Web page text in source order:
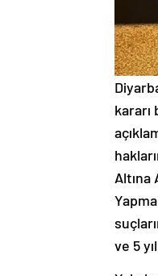
kararı
Altına
ve 5